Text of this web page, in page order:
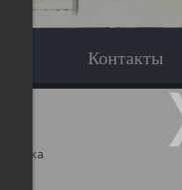
Контакты